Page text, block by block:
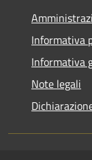
Informativa
Informativa
Note legali